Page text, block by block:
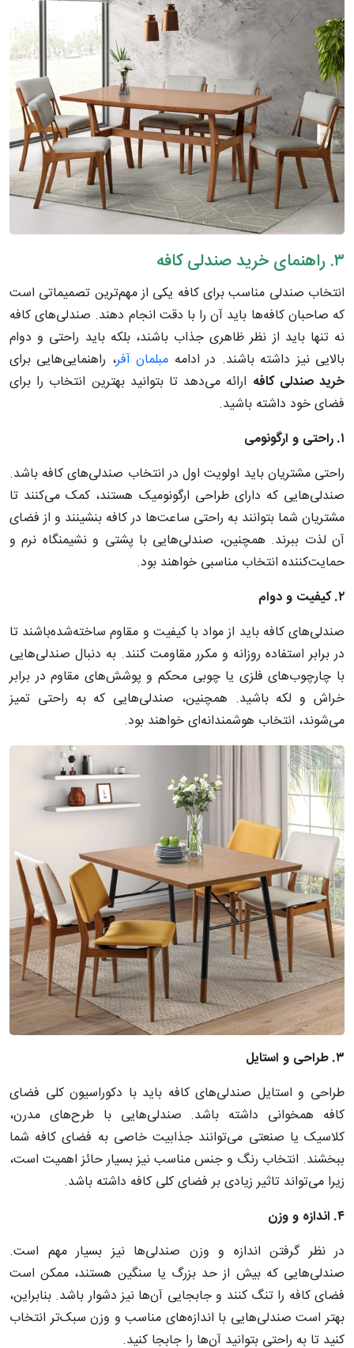
۳. راهنمای خرید صندلی کافه
انتخاب صندلی مناسب برای کافه یکی از مهم‌ترین تصمیماتی است
که صاحبان کافه‌ها باید آن را با دقت انجام دهند. صندلی‌های کافه
نه تنها باید از نظر ظاهری جذاب باشند، بلکه باید راحتی و دوام
بالایی نیز داشته باشند. در ادامه مبلمان آفر، راهنمایی‌هایی برای
خرید صندلی کافه ارائه می‌دهد تا بتوانید بهترین انتخاب را برای
فضای خود داشته باشید.
۱.راحتی و ارگونومی
راحتی مشتریان باید اولویت اول در انتخاب صندلی‌های کافه باشد.
صندلی‌هایی که دارای طراحی ارگونومیک هستند، کمک می‌کنند تا
مشتریان شما بتوانند به راحتی ساعت‌ها در کافه بنشینند و از فضای
آن لذت ببرند. همچنین، صندلی‌هایی با پشتی و نشیمنگاه نرم و
حمایت‌کننده انتخاب مناسبی خواهند بود.
۲.کیفیت ودوام
صندلی‌های کافه باید از مواد با کیفیت و مقاوم ساخته‌شده‌باشند تا
در برابر استفاده روزانه و مکرر مقاومت کنند. به دنبال صندلی‌هایی
با چارچوب‌های فلزی یا چوبی محکم و پوشش‌های مقاوم در برابر
خراش و لکه باشید. همچنین، صندلی‌هایی که به راحتی تمیز
می‌شوند، انتخاب هوشمندانه‌ای خواهند بود.
۳.طراحی و استایل
طراحی و استایل صندلی‌های کافه باید با دکوراسیون کلی فضای
کافه همخوانی داشته باشد. صندلی‌هایی با طرح‌های مدرن،
کلاسیک یا صنعتی می‌توانند جذابیت خاصی به فضای کافه شما
ببخشند. انتخاب رنگ و جنس مناسب نیز بسیار حائز اهمیت است،
زیرا می‌تواند تاثیر زیادی بر فضای کلی کافه داشته باشد.
۴. اندازه ووزن
در نظر گرفتن اندازه و وزن صندلی‌ها نیز بسیار مهم است.
صندلی‌هایی که بیش از حد بزرگ یا سنگین هستند، ممکن است
فضای کافه را تنگ کنند و جابجایی آن‌ها نیز دشوار باشد. بنابراین،
بهتر است صندلی‌هایی با اندازه‌های مناسب و وزن سبک‌تر انتخاب
کنید تا به راحتی بتوانید آن‌ها را جابجا کنید.